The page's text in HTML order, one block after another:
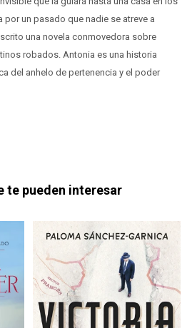
por un pasado que nadie se atreve a
una novela conmovedora sobre
robados. Antonia es una historia
del anhelo de pertenencia y el poder
te pueden interesar